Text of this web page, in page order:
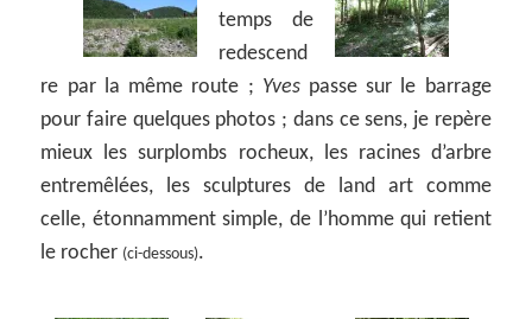
temps de
redescend
re par la même route ; Yvespasse sur le barrage
pour faire quelques photos ; dans ce sens, je repère
mieux les surplombs rocheux, les racines d’arbre
entremêlées, les sculptures de land art comme
celle, étonnamment simple, de l’homme qui retient
le rocher (ci-dessous).